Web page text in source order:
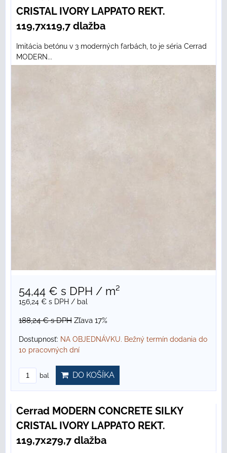
CRISTAL IVORY LAPPATO REKT.
119,7x119,7 dlažba
Imitácia betónu v 3 moderných farbách, to je séria Cerrad
MODERN...
54,44 € s DPH / m²
156,24 € s DPH / bal
188,24 €s DPH Zľava 17%
Dostupnosť: NA OBJEDNÁVKU. Bežný termín dodania do
10 pracovných dní
bal DO KOŠÍKA
Cerrad MODERN CONCRETE SILKY
CRISTAL IVORY LAPPATO REKT.
119,7x279,7 dlažba